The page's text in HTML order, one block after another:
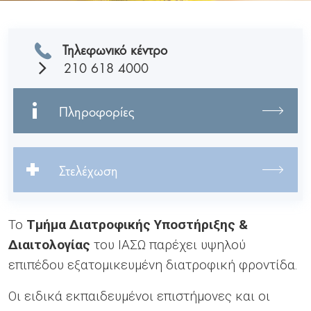
Τηλεφωνικό κέντρο
210 618 4000
Πληροφορίες
Στελέχωση
Το Tμήμα Διατροφικής Υποστήριξης &
Διαιτολογίας του ΙΑΣΩ παρέχει υψηλού
επιπέδου εξατομικευμένη διατροφική φροντίδα.
Οι ειδικά εκπαιδευμένοι επιστήμονες και οι